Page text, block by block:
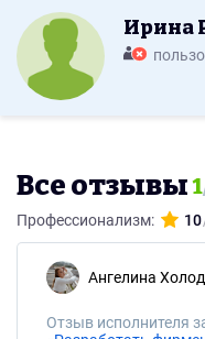
Ирина
Все отзывы1
Профессионализм: 10
Ангелина
Отзыв исполнителя